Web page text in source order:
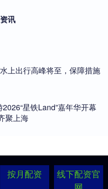
讯
上出行高峰将至，保障措施
星铁Land”嘉年华开幕
聚上海
按月配资
线下配资官